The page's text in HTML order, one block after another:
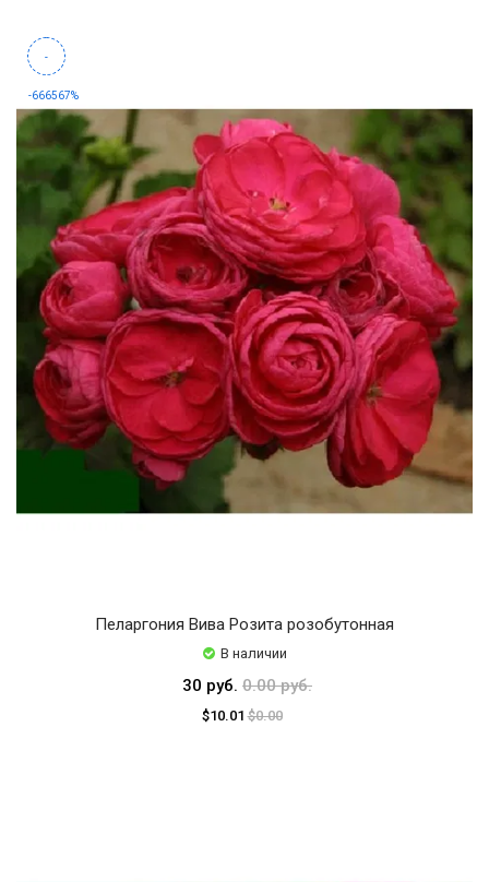
-
-666567%
Пеларгония Вива Розита розобутонная
В наличии
30 руб. 0.00 руб.
$10.01$0.00